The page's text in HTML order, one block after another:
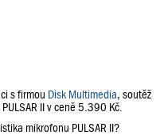
s firmou Disk Multimedia, soutěž
II v ceně 5.390 Kč.
mikrofonu PULSAR II?